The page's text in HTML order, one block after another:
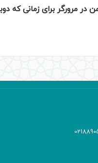
در مرورگر برای زمانی که